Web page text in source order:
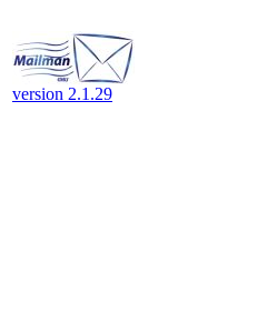
version 2.1.29